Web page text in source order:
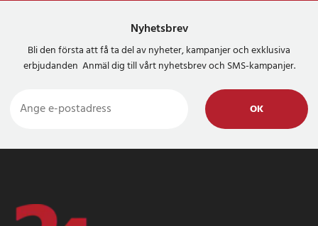
Nyhetsbrev
Bli den första att få ta del av nyheter, kampanjer och exklusiva
erbjudanden Anmäl dig till vårt nyhetsbrev och SMS-kampanjer.
OK